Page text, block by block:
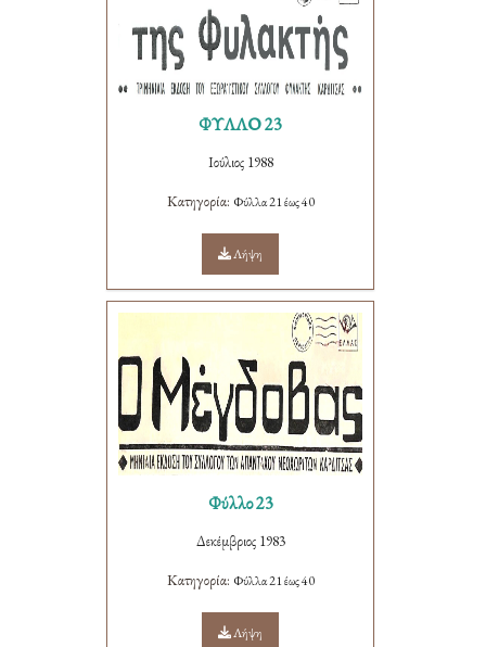
ΦΥΛΛΟ 23
Ιούλιος 1988
Κατηγορία: Φύλλα 21 έως 40
Λήψη
Φύλλο 23
Δεκέμβριος 1983
Κατηγορία: Φύλλα 21 έως 40
Λήψη